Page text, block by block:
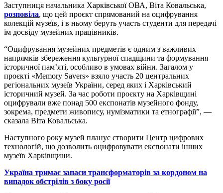
Заступниця начальника Харківської ОВА, Віта Ковальська,
розповіла, що цей проєкт спрямований на оцифрування
колекцій музеїв, і в ньому беруть участь студенти для передачі
їм досвіду музейних працівників.
“Оцифрування музейних предметів є одним з важливих
напрямків збереження культурної спадщини та формування
історичної пам’яті, особливо в умовах війни. Загалом у
проєкті «Memory Savers» взяло участь 20 центральних
регіональних музеїв України, серед яких і Харківський
історичний музей. За час роботи проєкту на Харківщині
оцифрували вже понад 500 експонатів музейного фонду,
зокрема, предмети живопису, нумізматики та етнографії”, —
сказала Віта Ковальська.
Наступного року музей планує створити Центр цифрових
технологій, що дозволить оцифровувати експонати інших
музеїв Харківщини.
Україна тримає запаси трансформаторів за кордоном на
випадок обстрілів з боку росії